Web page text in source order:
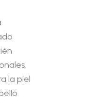
la piel